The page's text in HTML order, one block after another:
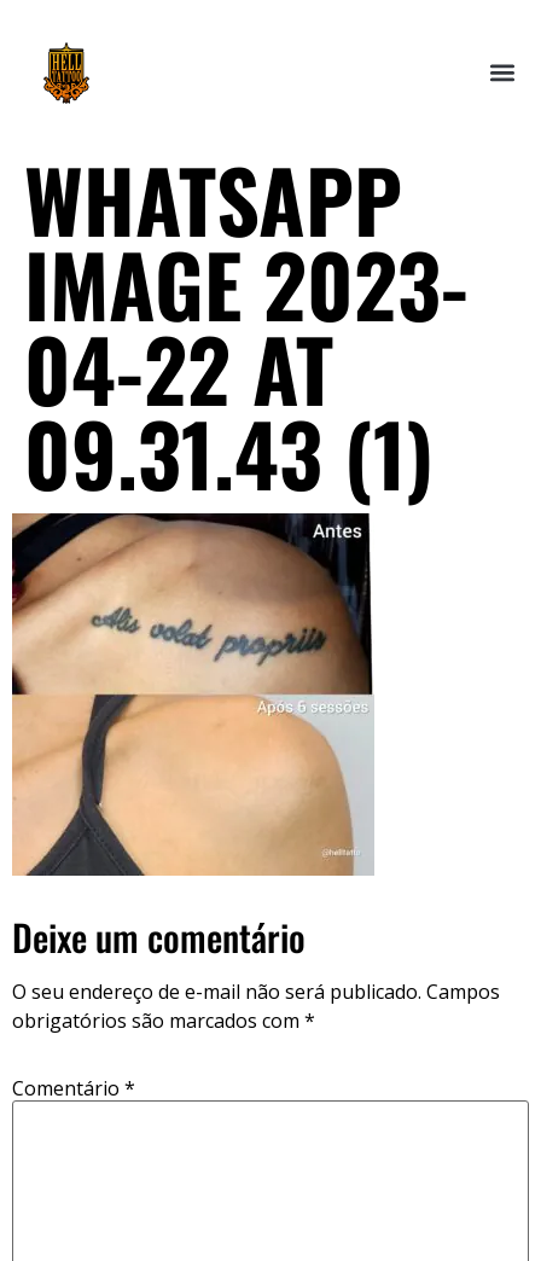
WHATSAPP
IMAGE 2023-
04-22 AT
09.31.43 (1)
Deixe um comentário
O seu endereço de e-mail não será publicado. Campos
obrigatórios são marcados com *
Comentário *